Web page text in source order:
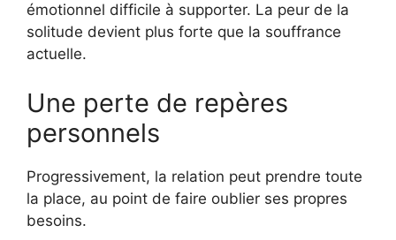
émotionnel difficile à supporter. La peur de la
solitude devient plus forte que la souffrance
actuelle.
Une perte de repères
personnels
Progressivement, la relation peut prendre toute
la place, au point de faire oublier ses propres
besoins.